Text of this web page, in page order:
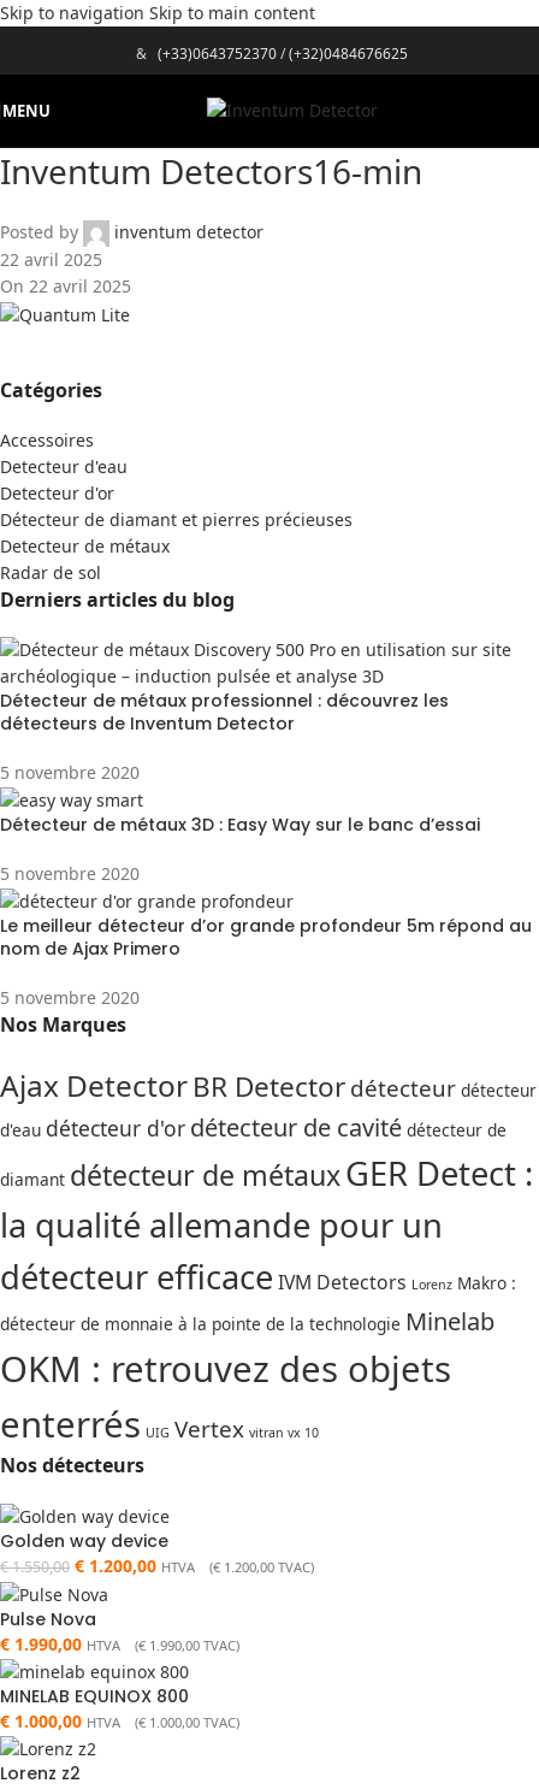
Skip to navigation Skip to main content
& (+33)0643752370/(+32)0484676625
MENU
Inventum Detectors16-min
Posted by
inventum detector
22 avril 2025
On 22 avril 2025
Catégories
Accessoires
Detecteur d'eau
Detecteur d'or
Détecteur de diamant et pierres précieuses
Detecteur de métaux
Radar de sol
Derniers articles du blog
Détecteur de métaux professionnel : découvrez les
détecteurs de Inventum Detector
5 novembre 2020
Détecteur de métaux 3D : Easy Way sur le banc d’essai
5 novembre 2020
Le meilleur détecteur d’or grande profondeur 5m répond au
nom de Ajax Primero
5 novembre 2020
Nos Marques
Ajax DetectorBR Detectordétecteur détecteur
d'eau détecteur d'or détecteur de cavité détecteur de
diamant détecteur de métauxGER Detect :
la qualité allemande pour un
détecteur efficace IVM Detectors Lorenz Makro :
détecteur de monnaie à la pointe de la technologie Minelab
OKM : retrouvez des objets
enterrés UIG Vertex vitran vx 10
Nos détecteurs
Golden way device
€1.550,00 € 1.200,00 HTVA (€ 1.200,00 TVAC)
Pulse Nova
€ 1.990,00 HTVA (€ 1.990,00 TVAC)
MINELAB EQUINOX 800
€ 1.000,00 HTVA (€ 1.000,00 TVAC)
Lorenz z2